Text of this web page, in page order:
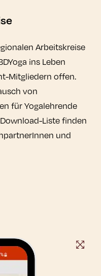
Arbeitskreise
ins Leben
Mitgliedern offen.
von
für Yogalehrende
Liste finden
und